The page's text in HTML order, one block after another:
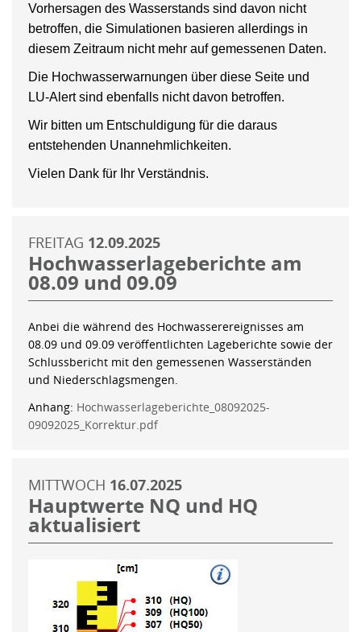
Vorhersagen des Wasserstands sind davon nicht
betroffen, die Simulationen basieren allerdings in
diesem Zeitraum nicht mehr auf gemessenen Daten.
Die Hochwasserwarnungen über diese Seite und
LU-Alert sind ebenfalls nicht davon betroffen.
Wir bitten um Entschuldigung für die daraus
entstehenden Unannehmlichkeiten.
Vielen Dank für Ihr Verständnis.
FREITAG 12.09.2025
Hochwasserlageberichte am
08.09 und 09.09
Anbei die während des Hochwasserereignisses am
08.09 und 09.09 veröffentlichten Lageberichte sowie der
Schlussbericht mit den gemessenen Wasserständen
und Niederschlagsmengen.
Anhang: Hochwasserlageberichte_08092025-
09092025_Korrektur.pdf
MITTWOCH 16.07.2025
Hauptwerte NQ und HQ
aktualisiert